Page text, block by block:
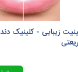
زیبایی - کلینیک